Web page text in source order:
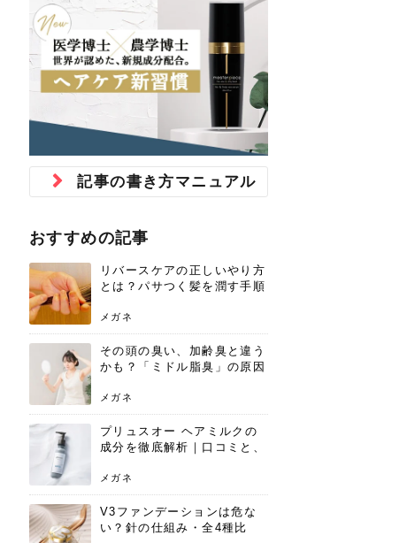
花粉で髪がパサパサするの
はなぜ？原因と落とし方・
防ぎ方を紹介
広がる、手触りが悪いと感じた経験は
肌に合う髪色、どう見つけ
る？「イエベ」「ブルベ」
らったのに、家に帰って鏡を見たら、
40代のパーマがダレる原因
とは？自宅でできる復活術
ールがダレてしまったと感じている方
前髪を薄くするための美容
院の頼み方とは？失敗しな
だと思っている人は、前髪を早く変え
ヘッドスパで頭皮をケアし
よう！ヘッドスパの効果と
おすすめの人
アもせずに放っておくとダメージが蓄
ストレスで髪の毛はどう変
わる？抜け毛・パサつきの
や、抜け毛が増えたと悩んでいる方
は、スト...
40代の髪を悩みに最適！韓
国発「ダリーフ」でヘアセ
思っていないでしょうか？ダリーフの
「おしゃれ」と「身だしな
み」は違う。相手に信頼感
識するのが「身だしなみ」です。特に
エステの勧誘が怖い人へ。
断ることは悪くない。自分
験エステに行ってみたいけど、『押し
「今さら」なんて言わせな
い。40代のVIO・顔脱毛、
とが気になり始めたけど、「今から脱
オフィスネイルでも「キラ
キラ」はOK？派手に見えな
を見て、気分が上がるという心ときめ
ジュベルック スキンの効果
とは？毛穴・ニキビ跡への
変化...
ニキビ跡の凸凹をどうにかしたいと、
ゆい
本気の痩身と体質改善に。
アーユルヴェーダに基づく
「イン...
自己流のダイエットではなかなか落ち
さな
記事の書き方マニュアル
おすすめの記事
リバースケアの正しいやり方
とは？パサつく髪を潤す手順
メガネ
その頭の臭い、加齢臭と違う
かも？「ミドル脂臭」の原因
術
メガネ
プリュスオー ヘアミルクの
成分を徹底解析｜口コミと、
説
メガネ
V3ファンデーションは危な
い？針の仕組み・全4種比